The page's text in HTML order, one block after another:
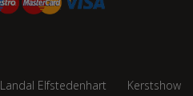
Landal Elfstedenhart Kerstshow